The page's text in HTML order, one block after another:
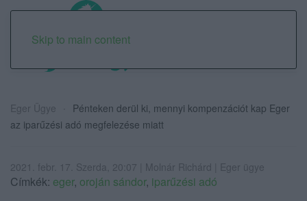
Skip to main content
Eger Ügye
Pénteken derül ki, mennyi kompenzációt kap Eger
az iparűzési adó megfelezése miatt
2021. febr. 17. Szerda, 20:07 | Molnár Richárd | Eger ügye
Címkék: eger, oroján sándor, iparűzési adó